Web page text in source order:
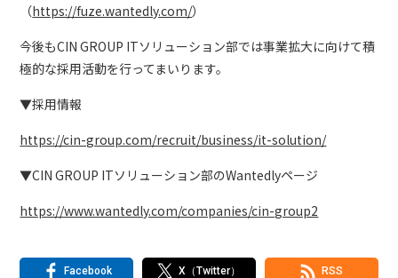
（https://fuze.wantedly.com/）
今後もCIN GROUP ITソリューション部では事業拡大に向けて積
極的な採用活動を行ってまいります。
▼採用情報
https://cin-group.com/recruit/business/it-solution/
▼CIN GROUP ITソリューション部のWantedlyページ
https://www.wantedly.com/companies/cin-group2
Facebook X（Twitter） RSS